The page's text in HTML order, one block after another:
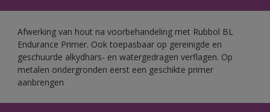
Afwerking van hout na voorbehandeling met Rubbol BL
Endurance Primer. Ook toepasbaar op gereinigde en
geschuurde alkydhars- en watergedragen verflagen. Op
metalen ondergronden eerst een geschikte primer
aanbrengen